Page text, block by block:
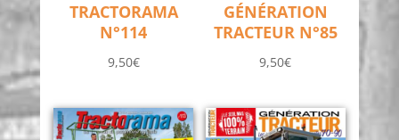
TRACTORAMA
N°114
9,50€
GÉNÉRATION
TRACTEUR N°85
9,50€